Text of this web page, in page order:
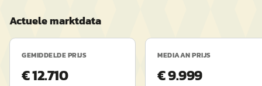
Actuele marktdata
GEMIDDELDE PRIJS
€ 12.710
MEDIAAN PRIJS
€ 9.999